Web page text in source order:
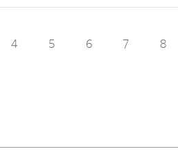
4 5 6 7 8